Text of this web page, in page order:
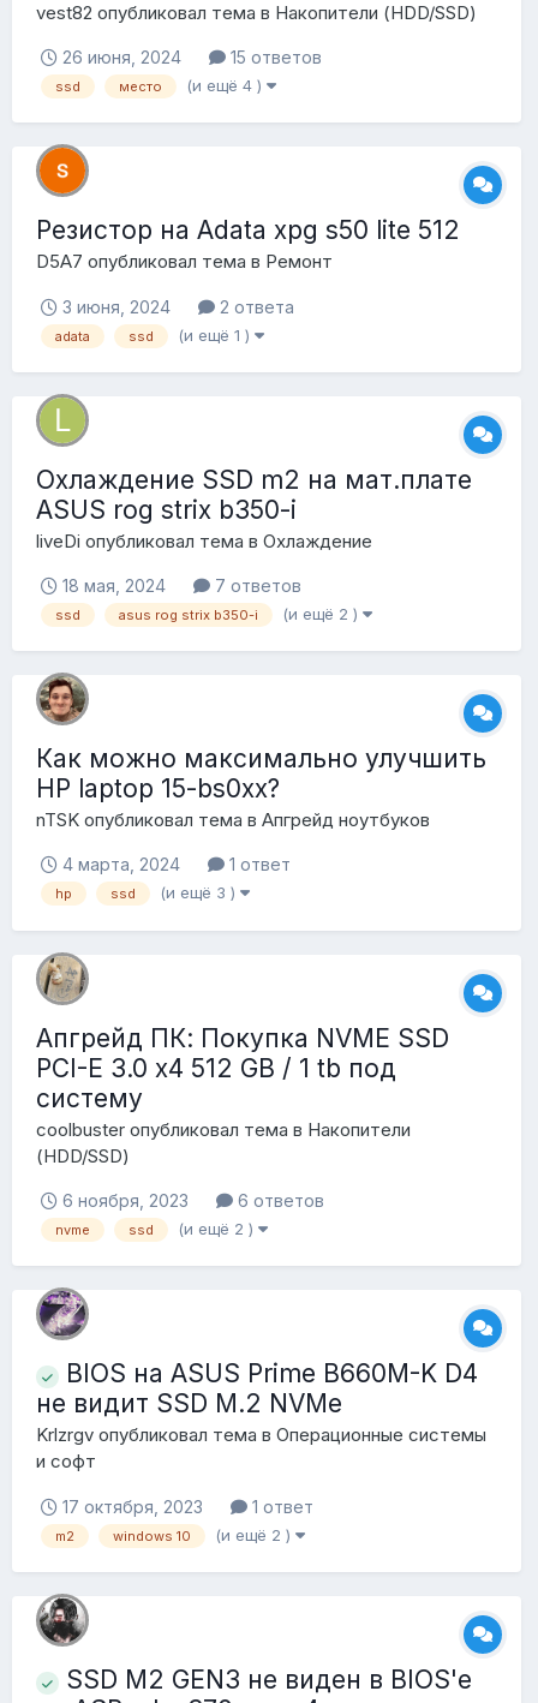
vest82 опубликовал тема в Накопители (HDD/SSD)
26 июня, 2024 15 ответов
ssd место (и ещё 4 )
Резистор на Adata xpg s50 lite 512
D5A7 опубликовал тема в Ремонт
3 июня, 2024 2 ответа
adata ssd (и ещё 1 )
Охлаждение SSD m2 на мат.плате
ASUS rog strix b350-i
liveDi опубликовал тема в Охлаждение
18 мая, 2024 7 ответов
ssd asus rog strix b350-i (и ещё 2 )
Как можно максимально улучшить
HP laptop 15-bs0xx?
nTSK опубликовал тема в Апгрейд ноутбуков
4 марта, 2024 1 ответ
hp ssd (и ещё 3 )
Апгрейд ПК: Покупка NVME SSD
PCI-E 3.0 x4 512 GB / 1 tb под
систему
coolbuster опубликовал тема в Накопители
(HDD/SSD)
6 ноября, 2023 6 ответов
nvme ssd (и ещё 2 )
BIOS на ASUS Prime B660M-K D4
не видит SSD M.2 NVMe
Krlzrgv опубликовал тема в Операционные системы
и софт
17 октября, 2023 1 ответ
m2 windows 10 (и ещё 2 )
SSD M2 GEN3 не виден в BIOS'e